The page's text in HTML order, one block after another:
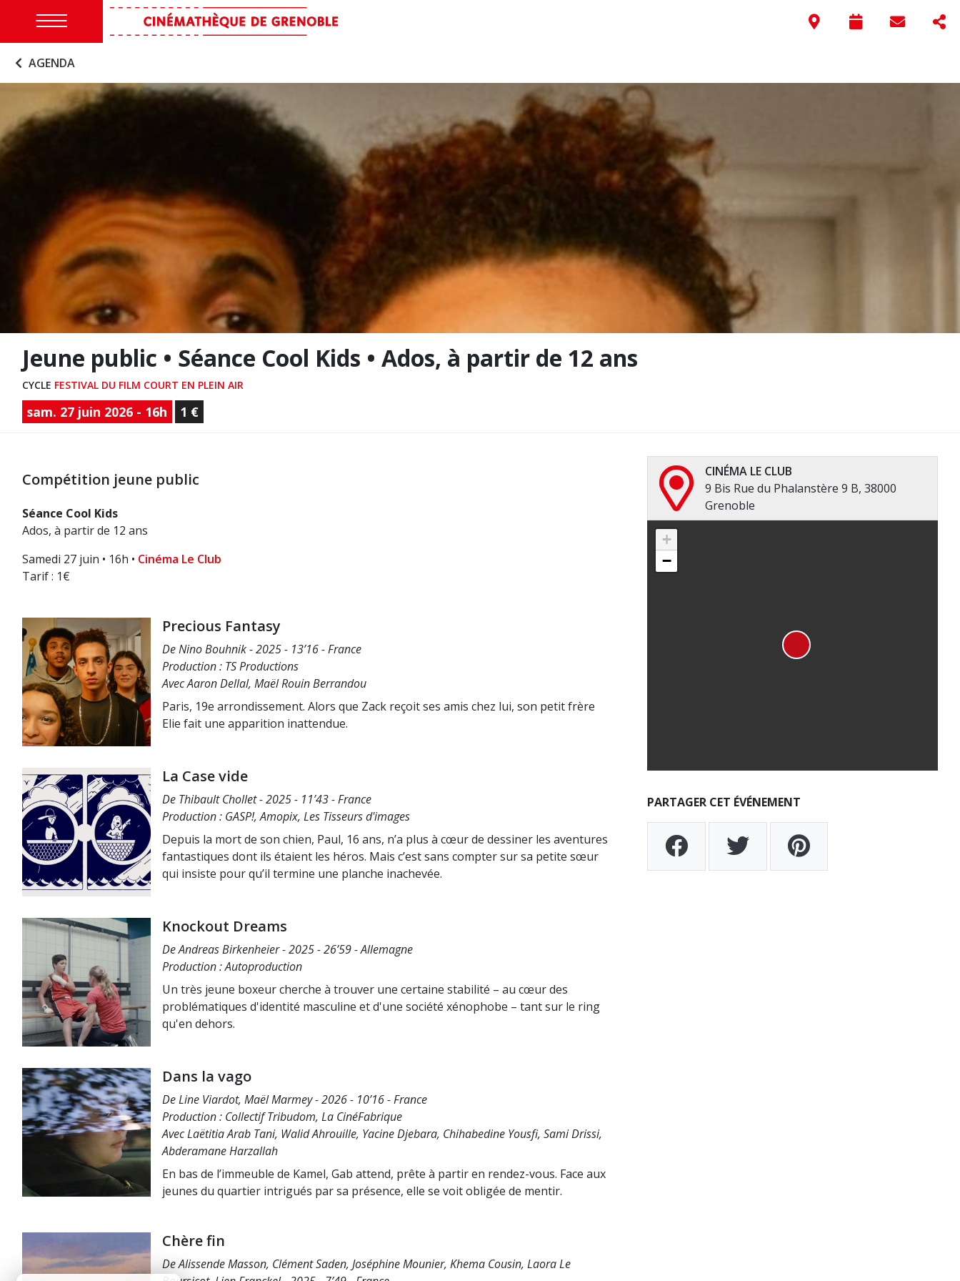
AGENDA
Jeune public • Séance Cool Kids • Ados, à partir de 12 ans
CYCLE FESTIVAL DU FILM COURT EN PLEIN AIR
sam. 27 juin 2026 - 16h 1 €
Compétition jeune public
Séance Cool Kids
Ados, à partir de 12 ans
Samedi 27 juin • 16h • Cinéma Le Club
Tarif : 1€
Precious Fantasy
De Nino Bouhnik - 2025 - 13’16 - France
Production : TS Productions
Avec Aaron Dellal, Maël Rouin Berrandou
Paris, 19e arrondissement. Alors que Zack reçoit ses amis chez lui, son petit frère
Elie fait une apparition inattendue.
La Case vide
De Thibault Chollet - 2025 - 11’43 - France
Production : GASP!, Amopix, Les Tisseurs d'images
Depuis la mort de son chien, Paul, 16 ans, n’a plus à cœur de dessiner les aventures
fantastiques dont ils étaient les héros. Mais c’est sans compter sur sa petite sœur
qui insiste pour qu’il termine une planche inachevée.
Knockout Dreams
De Andreas Birkenheier - 2025 - 26’59 - Allemagne
Production : Autoproduction
Un très jeune boxeur cherche à trouver une certaine stabilité – au cœur des
problématiques d'identité masculine et d'une société xénophobe – tant sur le ring
qu'en dehors.
Dans la vago
De Line Viardot, Maël Marmey - 2026 - 10’16 - France
Production : Collectif Tribudom, La CinéFabrique
Avec Laëtitia Arab Tani, Walid Ahrouille, Yacine Djebara, Chihabedine Yousfi, Sami Drissi,
Abderamane Harzallah
En bas de l’immeuble de Kamel, Gab attend, prête à partir en rendez-vous. Face aux
jeunes du quartier intrigués par sa présence, elle se voit obligée de mentir.
Chère fin
De Alissende Masson, Clément Saden, Joséphine Mounier, Khema Cousin, Laora Le
CINÉMA LE CLUB
9 Bis Rue du Phalanstère 9 B, 38000
Grenoble
+
−
PARTAGER CET ÉVÉNEMENT